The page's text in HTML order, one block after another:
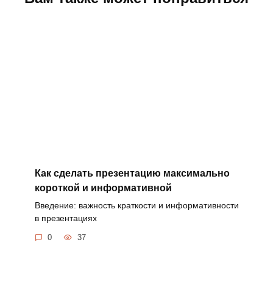
Как сделать презентацию максимально
короткой и информативной
Введение: важность краткости и информативности
в презентациях
0 37